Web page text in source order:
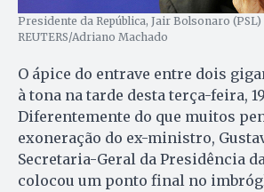
Presidente da República, Jair Bolsonaro (PSL)
REUTERS/Adriano Machado
O ápice do entrave entre dois
à tona na tarde desta terça-feira,
Diferentemente do que muitos
exoneração do ex-ministro,
Secretaria-Geral da Presidência
colocou um ponto final no